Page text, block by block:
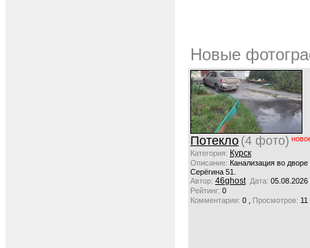
Новые
Потекло (4 фото)
Категория: Курск
Описание: Канализация во
Серёгина 51.
Автор: 46ghost Дата: 05.08.2026
Рейтинг: 0
Комментарии: 0 , Просмотров: 11